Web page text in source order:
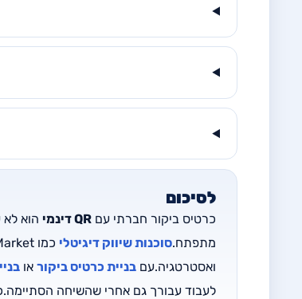
לסיכום
כרטיס ביקור חברתי עם QR דינמי
הוא
מתפתח.סוכנות שיווק דיגיטלי
ואסטרטגיה.עם בניית כרטיס ביקוראו
לעבוד עבורך גם אחרי שהשיחה